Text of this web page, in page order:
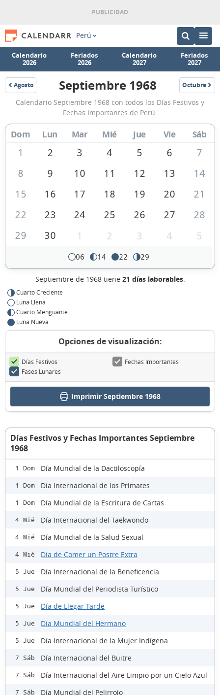
Perú
Calendario
2026
Feriados
2026
Calendario
2027
Feriados
2027
Agosto
1968
Calendario
Septiembre
1968
de
Perú
Septiembre 1968 Octubre
1968
Calendario Septiembre 1968 con todos los Días Festivos y
Fechas Importantes de Perú.
Dom Lun Mar Mié Jue Vie Sáb
1 2 3 4 5 6
7
8
9 10 11 12 13
14
15
16 17 18 19 20
21
22
23 24 25 26 27
28
29
30 1 2 3 4 5
06 14 22 29
Septiembre de 1968 tiene 21 días laborables.
Cuarto Creciente
Luna Llena
Cuarto Menguante
Luna Nueva
Opciones de visualización:
Días Festivos
Fechas Importantes
Fases Lunares
Imprimir Septiembre 1968
Días Festivos y Fechas Importantes Septiembre
1968
1 Dom Día Mundial de la Dactiloscopía
1 Dom Día Internacional de los Primates
1 Dom Día Mundial de la Escritura de Cartas
4 Mié Día Internacional del Taekwondo
4 Mié Día Mundial de la Salud Sexual
4 Mié Día de Comer un Postre Extra
5 Jue Día Internacional de la Beneficencia
5 Jue Día Mundial del Periodista Turístico
5 Jue Día de Llegar Tarde
5 Jue Día Mundial del Hermano
5 Jue Día Internacional de la Mujer Indígena
7 Sáb Día Internacional del Buitre
7 Sáb Día Internacional del Aire Limpio por un Cielo Azul
7 Sáb Día Mundial del Pelirrojo